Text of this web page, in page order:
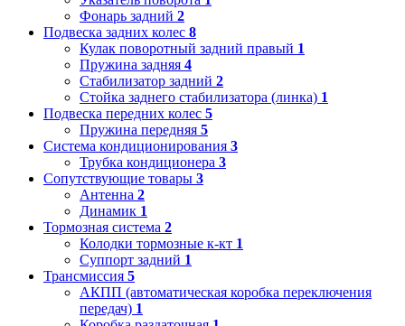
Фонарь задний 2
Подвеска задних колес 8
Кулак поворотный задний правый 1
Пружина задняя 4
Стабилизатор задний 2
Стойка заднего стабилизатора (линка) 1
Подвеска передних колес 5
Пружина передняя 5
Система кондиционирования 3
Трубка кондиционера 3
Сопутствующие товары 3
Антенна 2
Динамик 1
Тормозная система 2
Колодки тормозные к-кт 1
Суппорт задний 1
Трансмиссия 5
АКПП (автоматическая коробка переключения
передач) 1